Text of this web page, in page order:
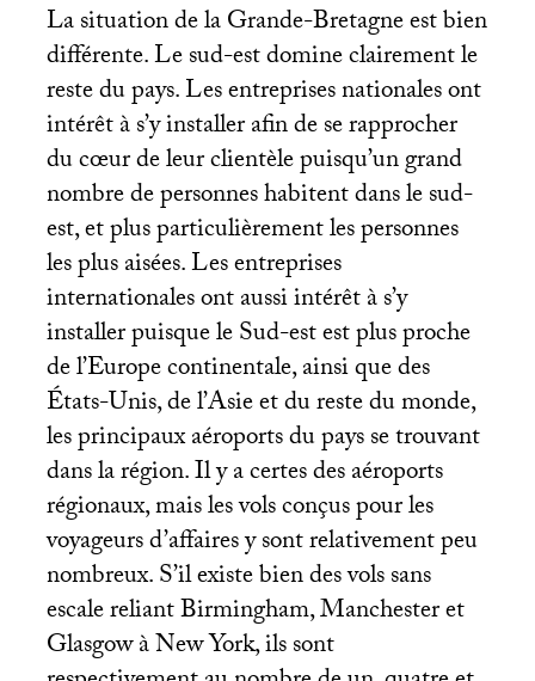
La situation de la Grande-Bretagne est bien
différente. Le sud-est domine clairement le
reste du pays. Les entreprises nationales ont
intérêt à s’y installer afin de se rapprocher
du cœur de leur clientèle puisqu’un grand
nombre de personnes habitent dans le sud-
est, et plus particulièrement les personnes
les plus aisées. Les entreprises
internationales ont aussi intérêt à s’y
installer puisque le Sud-est est plus proche
de l’Europe continentale, ainsi que des
États-Unis, de l’Asie et du reste du monde,
les principaux aéroports du pays se trouvant
dans la région. Il y a certes des aéroports
régionaux, mais les vols conçus pour les
voyageurs d’affaires y sont relativement peu
nombreux. S’il existe bien des vols sans
escale reliant Birmingham, Manchester et
Glasgow à New York, ils sont